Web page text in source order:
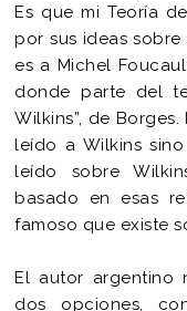
Es que mi Teoría
por sus ideas
es a Michel
donde parte del
Wilkins”, de
leído a Wilkins
leído sobre
basado en esas
famoso que existe
El autor argentino
dos opciones,